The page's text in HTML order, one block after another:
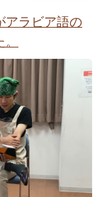
アラビア語の